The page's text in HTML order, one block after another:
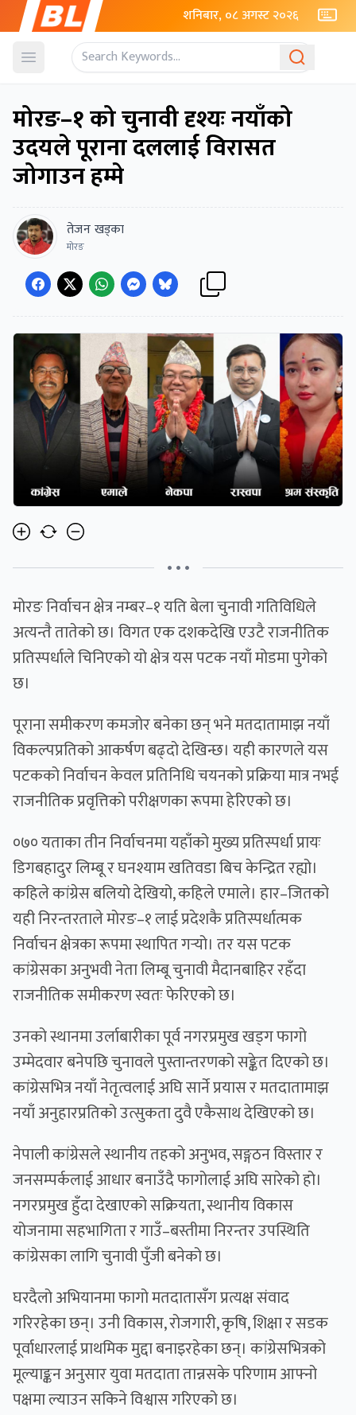
शनिबार, ०८ अगस्ट २०२६
Open menu
मोरङ–१ को चुनावी दृश्यः नयाँको
उदयले पूराना दललाई विरासत
जोगाउन हम्मे
तेजन खड्का
मोरङ
• • •
मोरङ निर्वाचन क्षेत्र नम्बर–१ यति बेला चुनावी गतिविधिले
अत्यन्तै तातेको छ। विगत एक दशकदेखि एउटै राजनीतिक
प्रतिस्पर्धाले चिनिएको यो क्षेत्र यस पटक नयाँ मोडमा पुगेको
छ।
पूराना समीकरण कमजोर बनेका छन् भने मतदातामाझ नयाँ
विकल्पप्रतिको आकर्षण बढ्दो देखिन्छ। यही कारणले यस
पटकको निर्वाचन केवल प्रतिनिधि चयनको प्रक्रिया मात्र नभई
राजनीतिक प्रवृत्तिको परीक्षणका रूपमा हेरिएको छ।
०७० यताका तीन निर्वाचनमा यहाँको मुख्य प्रतिस्पर्धा प्रायः
डिगबहादुर लिम्बू र घनश्याम खतिवडा बिच केन्द्रित रह्यो।
कहिले कांग्रेस बलियो देखियो, कहिले एमाले। हार–जितको
यही निरन्तरताले मोरङ–१ लाई प्रदेशकै प्रतिस्पर्धात्मक
निर्वाचन क्षेत्रका रूपमा स्थापित गर्‍यो। तर यस पटक
कांग्रेसका अनुभवी नेता लिम्बू चुनावी मैदानबाहिर रहँदा
राजनीतिक समीकरण स्वतः फेरिएको छ।
उनको स्थानमा उर्लाबारीका पूर्व नगरप्रमुख खड्ग फागो
उम्मेदवार बनेपछि चुनावले पुस्तान्तरणको सङ्केत दिएको छ।
कांग्रेसभित्र नयाँ नेतृत्वलाई अघि सार्ने प्रयास र मतदातामाझ
नयाँ अनुहारप्रतिको उत्सुकता दुवै एकैसाथ देखिएको छ।
नेपाली कांग्रेसले स्थानीय तहको अनुभव, सङ्गठन विस्तार र
जनसम्पर्कलाई आधार बनाउँदै फागोलाई अघि सारेको हो।
नगरप्रमुख हुँदा देखाएको सक्रियता, स्थानीय विकास
योजनामा सहभागिता र गाउँ–बस्तीमा निरन्तर उपस्थिति
कांग्रेसका लागि चुनावी पुँजी बनेको छ।
घरदैलो अभियानमा फागो मतदातासँग प्रत्यक्ष संवाद
गरिरहेका छन्। उनी विकास, रोजगारी, कृषि, शिक्षा र सडक
पूर्वाधारलाई प्राथमिक मुद्दा बनाइरहेका छन्। कांग्रेसभित्रको
मूल्याङ्कन अनुसार युवा मतदाता तान्नसके परिणाम आफ्नो
पक्षमा ल्याउन सकिने विश्वास गरिएको छ।